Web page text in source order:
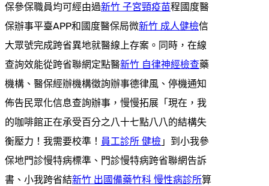
保參保職員均可經由過新竹 子宮頸疫苗程國度醫
保辦事平臺APP和國度醫保局微新竹 成人健檢信
大眾號完成跨省異地就醫線上存案。同時，在線
查詢效能從跨省聯網定點醫新竹 自律神經檢查藥
機構、醫保經辦機構徵詢辦事德律風、停機通知
佈告民眾化信息查詢辦事，慢慢拓展「現在，我
的咖啡館正在承受百分之八十七點八八的結構失
衡壓力！我需要校準！ 員工診所 健檢 」到小我參
保地門診慢特病標準、門診慢特病跨省聯網告訴
書、小我跨省結新竹 出國備藥竹科 慢性病診所算